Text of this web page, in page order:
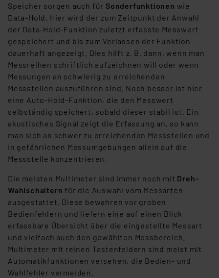
Cookies nach Zweck und Anbieter ist durch Klick auf
den Button „Ablehnen oder Einstellungen“ abrufbar. Sie
können die Verwendung nicht notwendiger Cookies
ablehnen oder ihr ganz oder teilweise zustimmen. Ihre
erteilte Zustimmung können Sie jederzeit unter dem
Link „Cookie Einstellungen“ anpassen oder widerrufen.
Die Rechtmäßigkeit der Speicherung, Abrufung und
Weiterverarbeitung dieser Daten zur Auswertung und
Analyse bis zum Zeitpunkt des Widerrufs bleibt hiervon
unberührt. Ihre Browser-Einstellungen können dazu
führen, dass die Einstellungen nicht längerfristig
gespeichert werden und dieses Banner erneut
angezeigt wird.
„Einige Drittanbieter verarbeiten personenbezogene
Daten in den USA. Ihre Einwilligung zur Einbindung von
Cookies dieser Drittanbieter umfasst daher ggf. auch
die Verarbeitung Ihrer Daten in den USA gemäß Art. 49
(1) lit. a DSGVO. Nähere Infos zu diesen Drittanbietern
und zu der jeweiligen Datenübermittlung erhalten Sie in
der Datenschutzerklärung. Für die USA besteht kein
Angemessenheitsbeschluss der EU. Dies bedeutet,
dass die USA als Land mit unzureichendem
Speicher sorgen auch für Sonderfunktionen wie
Data-Hold. Hier wird der zum Zeitpunkt der Anwahl
der Data-Hold-Funktion zuletzt erfasste Messwert
gespeichert und bis zum Verlassen der Funktion
dauerhaft angezeigt. Dies hilft z. B. dann, wenn man
Messreihen schriftlich aufzeichnen will oder wenn
Messungen an schwierig zu erreichenden
Messstellen auszuführen sind. Noch besser ist hier
eine Auto-Hold-Funktion, die den Messwert
selbständig speichert, sobald dieser stabil ist. Ein
akustisches Signal zeigt die Erfassung an, so kann
man sich an schwer zu erreichenden Messstellen und
in gefährlichen Messumgebungen allein auf die
Messstelle konzentrieren.
Die meisten Multimeter sind immer noch mit Dreh-
Wahlschaltern für die Auswahl vom Messarten
ausgestattet. Diese bewahren vor groben
Bedienfehlern und liefern eine auf einen Blick
erfassbare Übersicht über die eingestellte Messart
und vielfach auch den gewählten Messbereich.
Multimeter mit reinen Tastenfeldern sind meist mit
Automatikfunktionen versehen, die Bedien- und
Wahlfehler vermeiden.